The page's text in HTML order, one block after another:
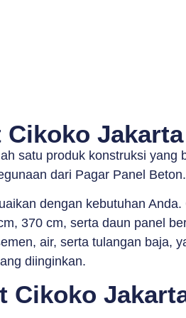
Cikoko Jakarta
satu produk konstruksi yang
dari Pagar Panel Beton.
dengan kebutuhan Anda.
370 cm, serta daun panel
air, serta tulangan baja,
diinginkan.
Cikoko